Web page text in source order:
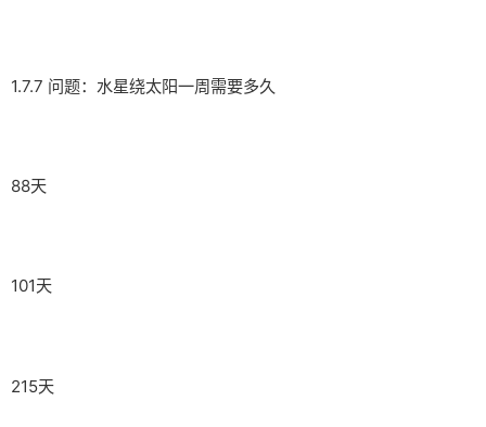
1.7.7 问题：水星绕太阳一周需要多久
88天
101天
215天